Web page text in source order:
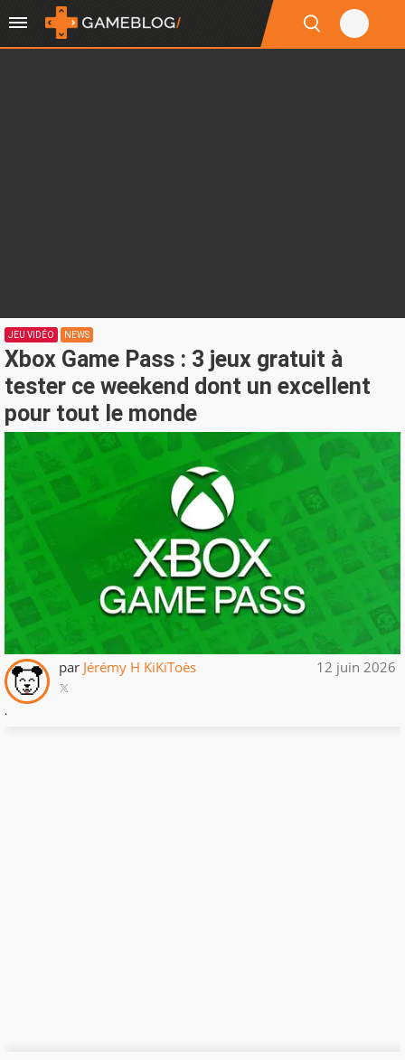
JEU VIDÉO NEWS
Xbox Game Pass : 3 jeux gratuit à
tester ce weekend dont un excellent
pour tout le monde
par Jérémy H KiKiToès 12 juin 2026
.